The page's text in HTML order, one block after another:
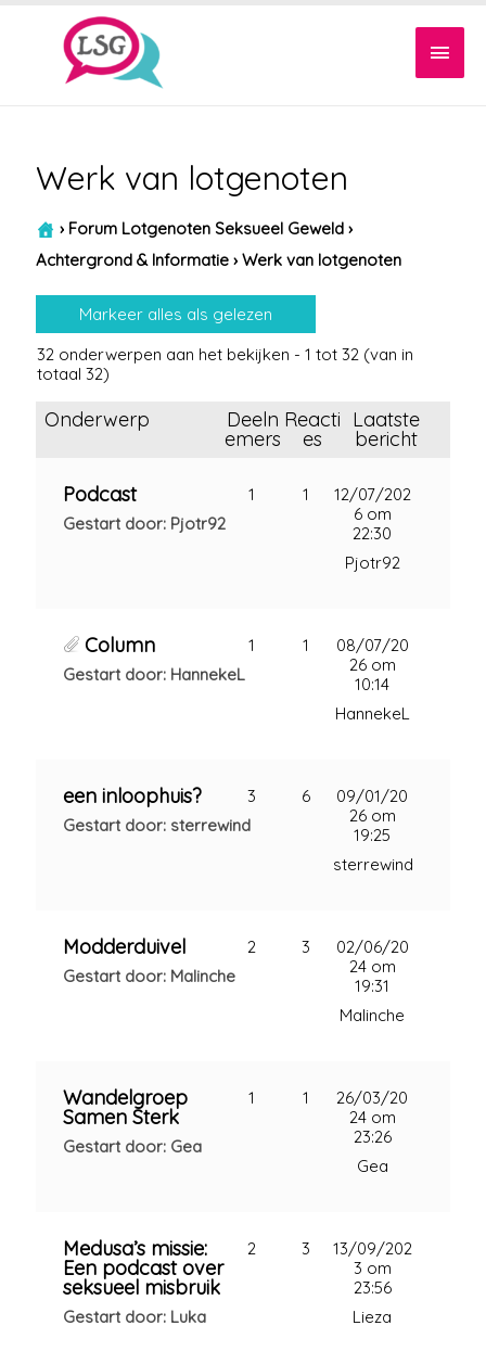
Werk van lotgenoten
› Forum Lotgenoten Seksueel Geweld ›
Achtergrond & Informatie › Werk van lotgenoten
32 onderwerpen aan het bekijken - 1 tot 32 (van in
totaal 32)
Onderwerp Deeln
emers
Reacti
es
Laatste
bericht
Podcast
Gestart door: Pjotr92
1 1
12/07/202
6 om
22:30
Pjotr92
Column
Gestart door: HannekeL
1 1
08/07/20
26 om
10:14
HannekeL
een inloophuis?
Gestart door: sterrewind
3 6
09/01/20
26 om
19:25
sterrewind
Modderduivel
Gestart door: Malinche
2 3
02/06/20
24 om
19:31
Malinche
Wandelgroep
Samen Sterk
Gestart door: Gea
1 1
26/03/20
24 om
23:26
Gea
Medusa’s missie:
Een podcast over
seksueel misbruik
Gestart door: Luka
2 3
13/09/202
3 om
23:56
Lieza